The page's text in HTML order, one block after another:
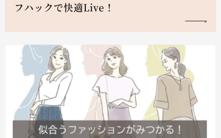
フハックで快適Live！